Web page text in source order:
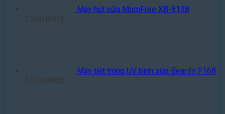
Máy hút sữa MomFree XB-8138
2.300.000₫
Máy tiệt trùng UV bình sữa Bearify F168
1.300.000₫